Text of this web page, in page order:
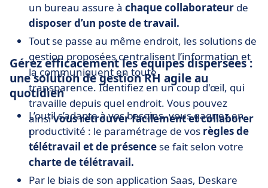
un bureau assure à chaque collaborateur de
disposer d’un poste de travail.
Tout se passe au même endroit, les solutions de
gestion proposées centralisent l’information et
la communiquent en toute
transparence. Identifiez en un coup d'œil, qui
travaille depuis quel endroit. Vous pouvez
ainsivous retrouver facilement et collaborer
!
Gérez efficacement les équipes dispersées :
une solution de gestion RH agile au
quotidien
L’outil s’adapte à vos besoins, vous gagnez en
productivité : le paramétrage de vos règles de
télétravail et de présence se fait selon votre
charte de télétravail.
Par le biais de son application Saas, Deskare